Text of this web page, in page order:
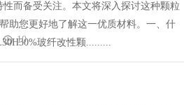
而备受关注。本文将深入探讨这种颗粒
助您更好地了解这一优质材料。一、什
玻纤改性颗.........
10